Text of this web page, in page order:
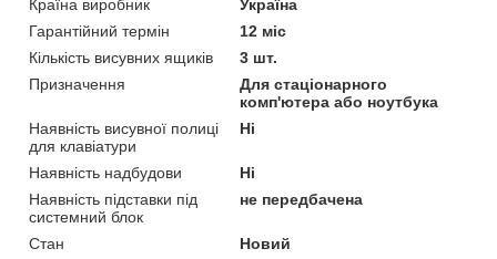
Країна виробник
Україна
Гарантійний термін
12 міс
Кількість висувних ящиків
3 шт.
Призначення
Для стаціонарного
комп'ютера або ноутбука
Наявність висувної полиці
для клавіатури
Ні
Наявність надбудови
Ні
Наявність підставки під
системний блок
не передбачена
Стан
Новий